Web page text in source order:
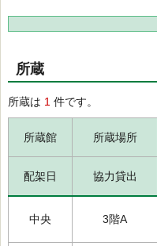
所蔵
所蔵は 1 件です。
所蔵館 所蔵場所
配架日 協力貸出
中央 3階A